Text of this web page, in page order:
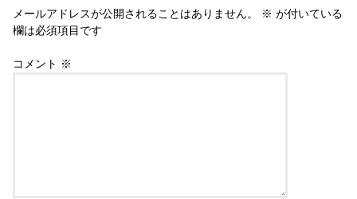
メールアドレスが公開されることはありません。 ※ が付いている
欄は必須項目です
コメント ※